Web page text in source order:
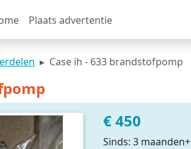
Plaats advertentie
Case ih - 633 brandstofpomp
€ 450
Sinds: 3 maanden+